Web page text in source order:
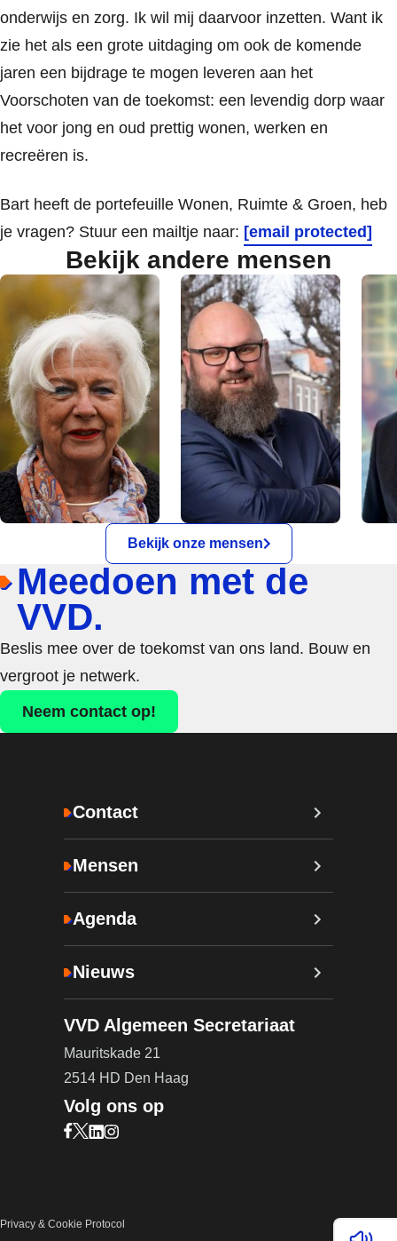
onderwijs en zorg. Ik wil mij daarvoor inzetten. Want ik
zie het als een grote uitdaging om ook de komende
jaren een bijdrage te mogen leveren aan het
Voorschoten van de toekomst: een levendig dorp waar
het voor jong en oud prettig wonen, werken en
recreëren is.
Bart heeft de portefeuille Wonen, Ruimte & Groen, heb
je vragen? Stuur een mailtje naar: [email protected]
Bekijk andere mensen
Bekijk onze mensen
Meedoen met de
VVD.
Beslis mee over de toekomst van ons land. Bouw en
vergroot je netwerk.
Neem contact op!
Contact
Mensen
Agenda
Nieuws
VVD Algemeen Secretariaat
Mauritskade 21
2514 HD Den Haag
Volg ons op
Bezoek onze Facebook pagina (opent in nieuw
Bezoek onze X pagina (opent in nieuw tabblad)
Bezoek onze LinkedIn pagina (opent in nieuw
Bezoek onze Instagram pagina (opent in
Privacy & Cookie Protocol